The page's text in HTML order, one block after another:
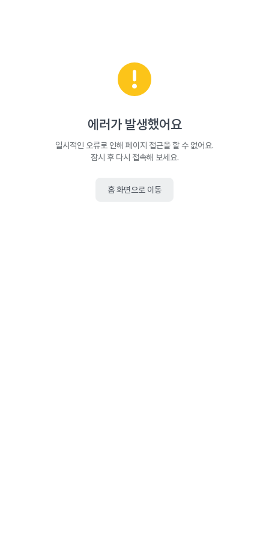
에러가 발생했어요
일시적인 오류로 인해 페이지 접근을 할 수 없어요.
잠시 후 다시 접속해 보세요.
홈 화면으로 이동